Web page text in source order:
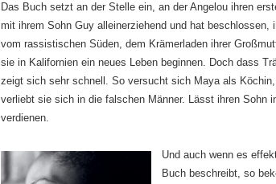
Das Buch setzt an der Stelle ein, an der Angelou ihren
mit ihrem Sohn Guy alleinerziehend und hat
vom rassistischen Süden, dem Krämerladen ihrer
sie in Kalifornien ein neues Leben beginnen. Doch dass
zeigt sich sehr schnell. So versucht sich Maya als
verliebt sie sich in die falschen Männer. Lässt ihren Sohn
verdienen.
Und auch wenn es
Buch beschreibt, so